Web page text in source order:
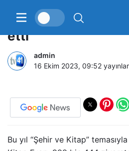
Kitap Fuarını 988
etti
admin
16 Ekim 2023, 09:52
Bu yıl “Şehir ve Kitap”